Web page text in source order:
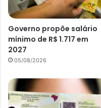
Governo propõe salário
mínimo de R$ 1.717 em
2027
05/08/2026